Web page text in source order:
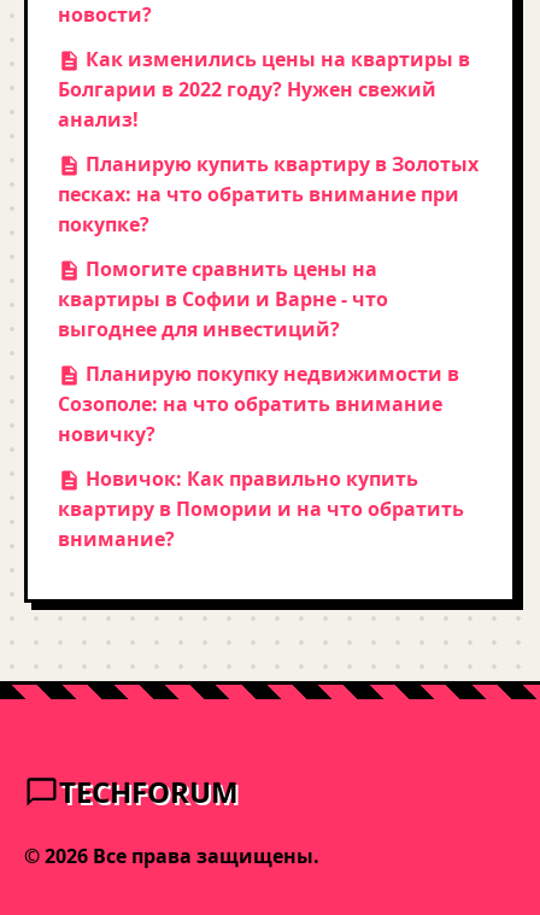
новости?
Как изменились цены на квартиры в
Болгарии в 2022 году? Нужен свежий
анализ!
Планирую купить квартиру в Золотых
песках: на что обратить внимание при
покупке?
Помогите сравнить цены на
квартиры в Софии и Варне - что
выгоднее для инвестиций?
Планирую покупку недвижимости в
Созополе: на что обратить внимание
новичку?
Новичок: Как правильно купить
квартиру в Помории и на что обратить
внимание?
TECHFORUM
© 2026 Все права защищены.